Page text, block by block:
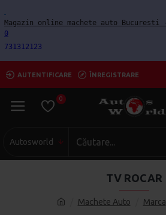
0
731312123
AUTENTIFICARE ÎNREGISTRARE
0
Autosworld
Machete Auto Marca
TV ROCAR